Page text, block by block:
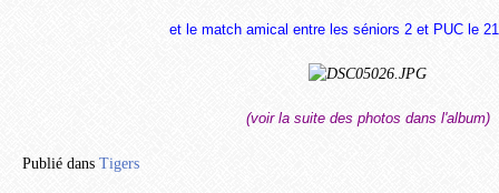
et le match amical entre les séniors 2 et PUC le
(voir la suite des photos dans l'album)
Publié dans Tigers